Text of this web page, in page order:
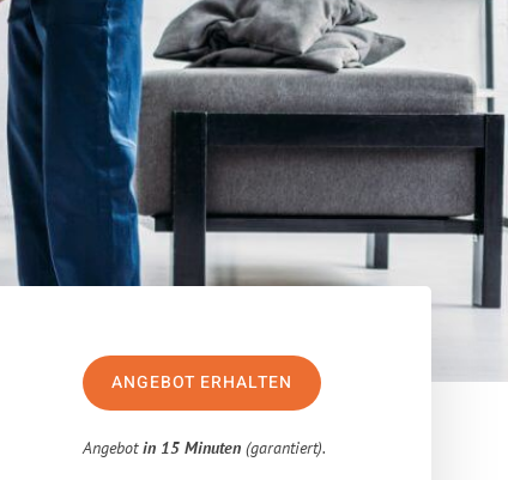
ANGEBOT ERHALTEN
Angebotin 15 Minuten (garantiert).